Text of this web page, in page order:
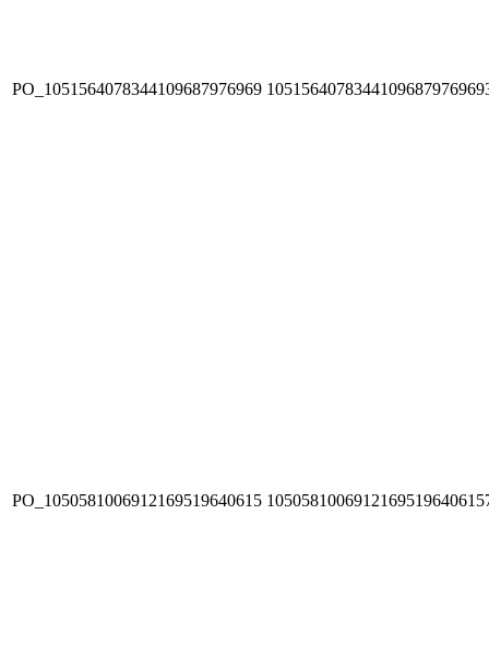
PO_1051564078344109687976969
PO_1050581006912169519640615